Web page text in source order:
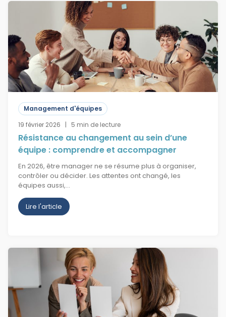
Management d'équipes
19 février 2026 | 5 min de lecture
Résistance au changement au sein d’une
équipe : comprendre et accompagner
En 2026, être manager ne se résume plus à organiser,
contrôler ou décider. Les attentes ont changé, les
équipes aussi,…
Lire l'article